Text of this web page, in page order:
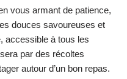
vous armant de patience,
douces savoureuses et
accessible à tous les
par des récoltes
autour d’un bon repas.